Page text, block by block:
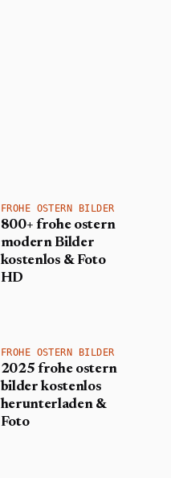
FROHE OSTERN BILDER
800+ frohe ostern
modern Bilder
kostenlos & Foto
HD
FROHE OSTERN BILDER
2025 frohe ostern
bilder kostenlos
herunterladen &
Foto